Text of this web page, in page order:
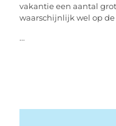
vakantie een aantal
waarschijnlijk wel op de
...